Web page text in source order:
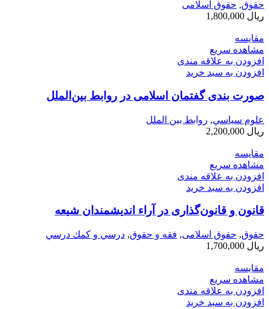
حقوق, حقوق اسلامی
ریال
مقایسه
مشاهده سریع
افزودن به علاقه مندی
افزودن به سبد خرید
صورت بندی گفتمان اسلامی در روابط بین‌الملل
علوم سياسي, روابط بین الملل
ریال
مقایسه
مشاهده سریع
افزودن به علاقه مندی
افزودن به سبد خرید
قانون و قانون‌گذاری در آراء اندیشمندان شیعه
حقوق, حقوق اسلامی, فقه و حقوق, درسي و كمك درسي
ریال
مقایسه
مشاهده سریع
افزودن به علاقه مندی
افزودن به سبد خرید